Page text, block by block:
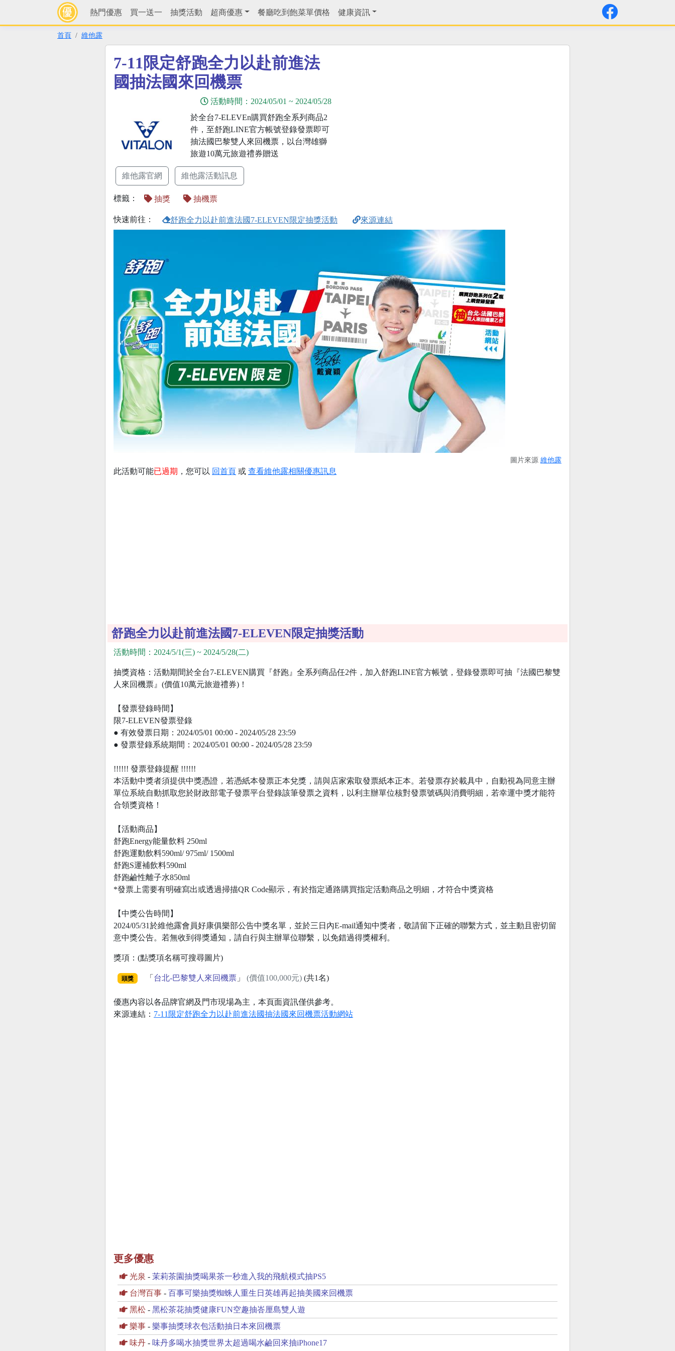
熱門優惠 買一送一 抽獎活動 超商優惠 餐廳吃到飽菜單價格 健康資訊
首頁 維他露
7-11限定舒跑全力以赴前進法
國抽法國來回機票
活動時間： 2024/05/01 ~ 2024/05/28
於全台7-ELEVEn購買舒跑全系列商品2
件，至舒跑LINE官方帳號登錄發票即可
抽法國巴黎雙人來回機票，以台灣雄獅
旅遊10萬元旅遊禮券贈送
維他露官網 維他露活動訊息
標籤： 抽獎 抽機票
快速前往： 舒跑全力以赴前進法國7-ELEVEN限定抽獎活動 來源連結
圖片來源 維他露
此活動可能已過期 ，您可以 回首頁 或 查看維他露相關優惠訊息
舒跑全力以赴前進法國7-ELEVEN限定抽獎活動
活動時間：2024/5/1(三) ~ 2024/5/28(二)
抽獎資格：活動期間於全台7-ELEVEN購買『舒跑』全系列商品任2件，加入舒跑LINE官方帳號，登錄發票即可抽『法國巴黎雙
人來回機票』(價值10萬元旅遊禮券)！
【發票登錄時間】
限7-ELEVEN發票登錄
● 有效發票日期：2024/05/01 00:00 - 2024/05/28 23:59
● 發票登錄系統期間：2024/05/01 00:00 - 2024/05/28 23:59
!!!!!! 發票登錄提醒 !!!!!!
本活動中獎者須提供中獎憑證，若憑紙本發票正本兌獎，請與店家索取發票紙本正本。若發票存於載具中，自動視為同意主辦
單位系統自動抓取您於財政部電子發票平台登錄該筆發票之資料，以利主辦單位核對發票號碼與消費明細，若幸運中獎才能符
合領獎資格！
【活動商品】
舒跑Energy能量飲料 250ml
舒跑運動飲料590ml/ 975ml/ 1500ml
舒跑S運補飲料590ml
舒跑鹼性離子水850ml
*發票上需要有明確寫出或透過掃描QR Code顯示，有於指定通路購買指定活動商品之明細，才符合中獎資格
【中獎公告時間】
2024/05/31於維他露會員好康俱樂部公告中獎名單，並於三日內E-mail通知中獎者，敬請留下正確的聯繫方式，並主動且密切留
意中獎公告。若無收到得獎通知，請自行與主辦單位聯繫，以免錯過得獎權利。
獎項：(點獎項名稱可搜尋圖片)
頭獎 「 台北-巴黎雙人來回機票」 (價值100,000元)(共1名)
優惠內容以各品牌官網及門市現場為主，本頁面資訊僅供參考。
來源連結： 7-11限定舒跑全力以赴前進法國抽法國來回機票活動網站
更多優惠
光泉 - 茉莉茶園抽獎喝果茶一秒進入我的飛航模式抽PS5
台灣百事 - 百事可樂抽獎蜘蛛人重生日英雄再起抽美國來回機票
黑松 - 黑松茶花抽獎健康FUN空趣抽峇厘島雙人遊
樂事 - 樂事抽獎球衣包活動抽日本來回機票
味丹 - 味丹多喝水抽獎世界太超過喝水鹼回來抽iPhone17